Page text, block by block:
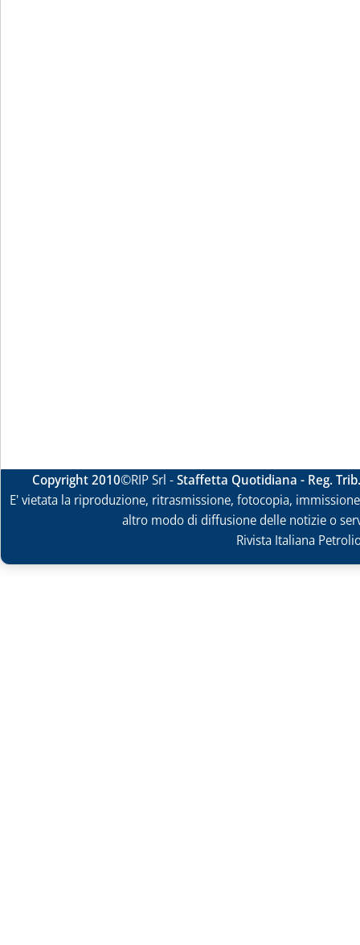
Copyright 2010©RIP Srl -Staffetta Quotidiana - Reg.
E' vietata la riproduzione, ritrasmissione, fotocopia,
altro modo di diffusione delle notizie o
Rivista Italiana